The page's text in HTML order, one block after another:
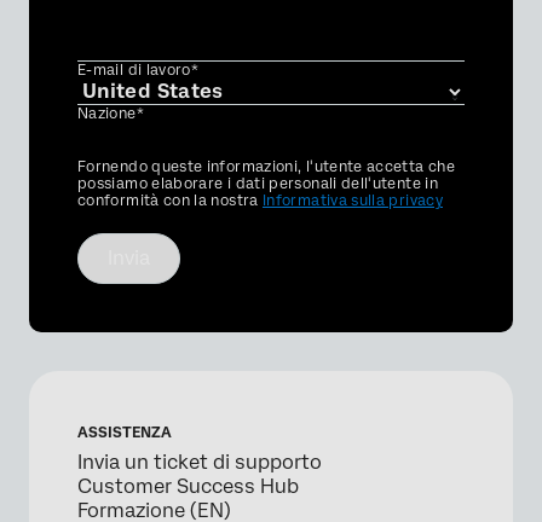
E-mail di lavoro*
Nazione*
Privacy
Optin
Fornendo queste informazioni, l'utente accetta che
possiamo elaborare i dati personali dell'utente in
conformità con la nostra Informativa sulla privacy
ASSISTENZA
Invia un ticket di supporto
Customer Success Hub
Formazione (EN)